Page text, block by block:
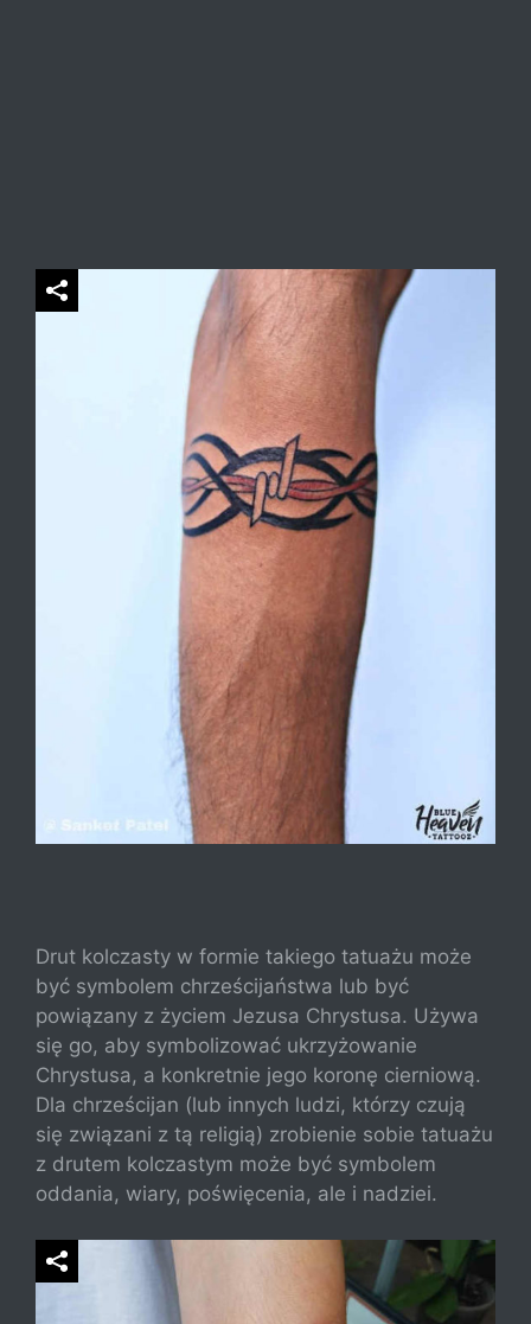
Drut kolczasty w formie takiego tatuażu może
być symbolem chrześcijaństwa lub być
powiązany z życiem Jezusa Chrystusa. Używa
się go, aby symbolizować ukrzyżowanie
Chrystusa, a konkretnie jego koronę cierniową.
Dla chrześcijan (lub innych ludzi, którzy czują
się związani z tą religią) zrobienie sobie tatuażu
z drutem kolczastym może być symbolem
oddania, wiary, poświęcenia, ale i nadziei.